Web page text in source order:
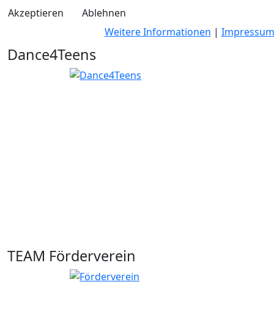
Dance4Teens
TEAM Förderverein
Akzeptieren
Ablehnen
Weitere Informationen | Impressum